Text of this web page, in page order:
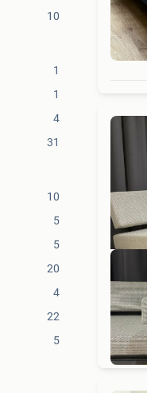
10
1
1
4
31
10
5
5
20
4
22
5